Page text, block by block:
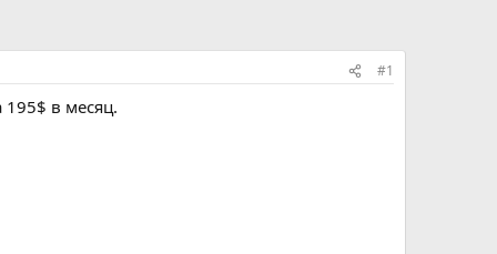
#1
в месяц.